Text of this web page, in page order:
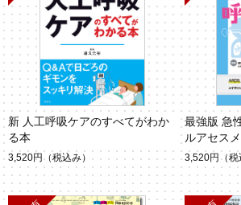
新 人工呼吸ケアのすべてがわか
る本
3,520円 （税込み）
最強版 急
ルアセス
3,520円 （税